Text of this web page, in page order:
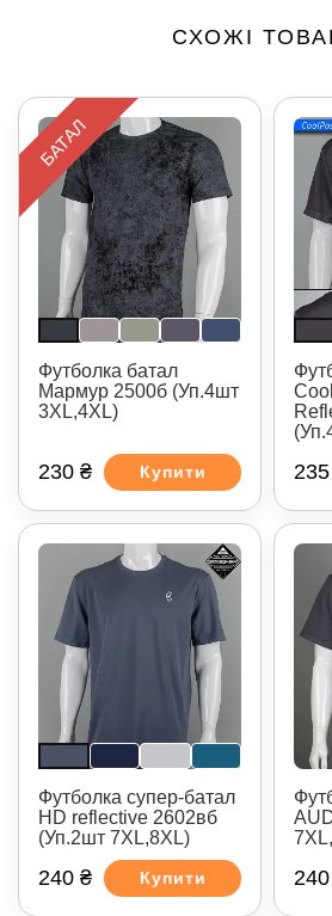
СХОЖІ
БАТАЛ
Футболка батал
Мармур 2500б (Уп.4шт
3XL,4XL)
230 ₴ Купити
Футболка супер-батал
HD reflective 2602вб
(Уп.2шт 7XL,8XL)
240 ₴ Купити